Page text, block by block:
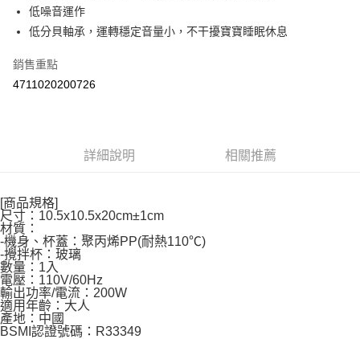
ATM／網路銀行／等多元方式進行付款，方視為交易完成。
購買商品的店家。未經商家同意取消之訂單仍視為有效，需透過AFTEE先享
※ 交易是否成功請以「AFTEE先享後付 」之結帳頁面顯示為準，若有關於
是否繳費成功／繳費後需取消欲退款等相關疑問，請聯繫「AFTEE先享後付
易，需依本服務之必要範圍內提供個人資料，並將交易相關給付款項請求債
https://aftee.tw/terms/#terms3
３．未成年的使用者請事先徵得法定代理人或監護人之同意方可使用
「AFTEE先享後付」，若未經同意申辦者引起之損失，本公司不負相關責
任。
４．使用「AFTEE先享後付」時，將依據個別帳號之用戶狀況，依本公司即
時審查核予不同之上限額度；若仍有額度不足之情形，本公司將視審查結果
請求用戶進行身份認證。
５．嚴禁一人註冊多個帳號或使用他人資訊註冊。若發現惡意使用之情形，
恩沛科技股份有限公司將有權停止該用戶之使用額度並採取法律行動。
宅配
每筆NT$100，滿NT$590(含以上)免運費
離島宅配
每筆NT$150，滿NT$890(含以上)免運費
低噪音運作
低分貝軸承，運轉穩定音量小，不干擾寶寶睡眠休息
銷售重點
4711020200726
詳細說明 相關推薦
[商品規格]
尺寸：10.5x10.5x20cm±1cm
材質：
-機身、杯蓋：聚丙烯PP(耐熱110℃)
-攪拌杯：玻璃
數量：1入
電壓：110V/60Hz
輸出功率/電流：200W
適用年齡：大人
產地：中國
BSMI認證號碼：R33349